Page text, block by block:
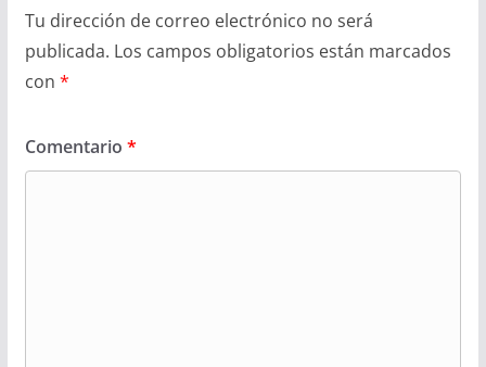
Tu dirección de correo electrónico no será
publicada. Los campos obligatorios están marcados
con *
Comentario *